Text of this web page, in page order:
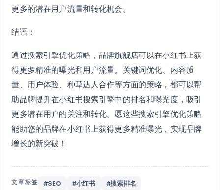
更多的潜在用户流量和转化机会。
结语：
通过搜索引擎优化策略，品牌旗舰店可以在小红书上获
得更多精准的曝光和用户流量。关键词优化、内容质
量、用户体验、种草达人合作等方面的策略，都可以帮
助品牌提升在小红书搜索引擎中的排名和曝光度，吸引
更多潜在用户的关注和转化。愿这些搜索引擎优化策略
能助您的品牌在小红书上获得更多精准曝光，实现品牌
增长的新突破！
文章标签 #SEO #小红书 #搜索排名